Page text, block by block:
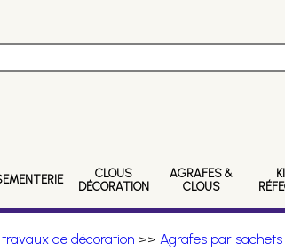
CLOUS
DÉCORATION
AGRAFES &
CLOUS
de décoration >> Agrafes par